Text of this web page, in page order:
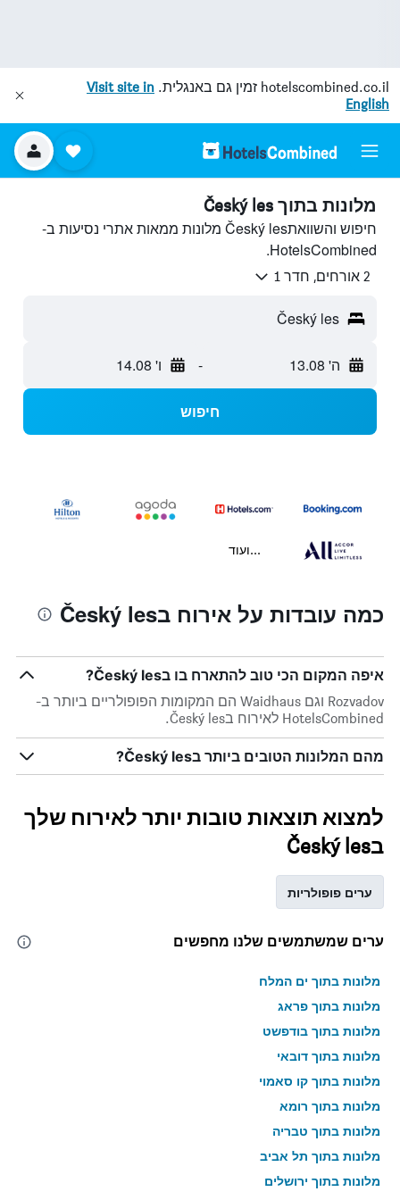
hotelscombined.co.il זמין גם באנגלית. Visit site in
English
מלונות בתוך Český les
חיפוש והשוואתČeský les מלונות ממאות אתרי נסיעות ב-
HotelsCombined.
2 אורחים, חדר 1
Český les
ה' 13.08 - ו' 14.08
חיפוש
...ועוד
כמה עובדות על אירוח בČeský les
איפה המקום הכי טוב להתארח בו בČeský les?
Rozvadov וגם Waidhaus הם המקומות הפופולריים ביותר ב-
HotelsCombined לאירוח בČeský les.
מהם המלונות הטובים ביותר בČeský les?
למצוא תוצאות טובות יותר לאירוח שלך
בČeský les
ערים פופולריות
ערים שמשתמשים שלנו מחפשים
מלונות בתוך ים המלח
מלונות בתוך פראג
מלונות בתוך בודפשט
מלונות בתוך דובאי
מלונות בתוך קו סאמוי
מלונות בתוך רומא
מלונות בתוך טבריה
מלונות בתוך תל אביב
מלונות בתוך ירושלים